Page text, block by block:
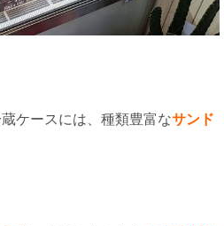
ケースには、種類豊富なサンド